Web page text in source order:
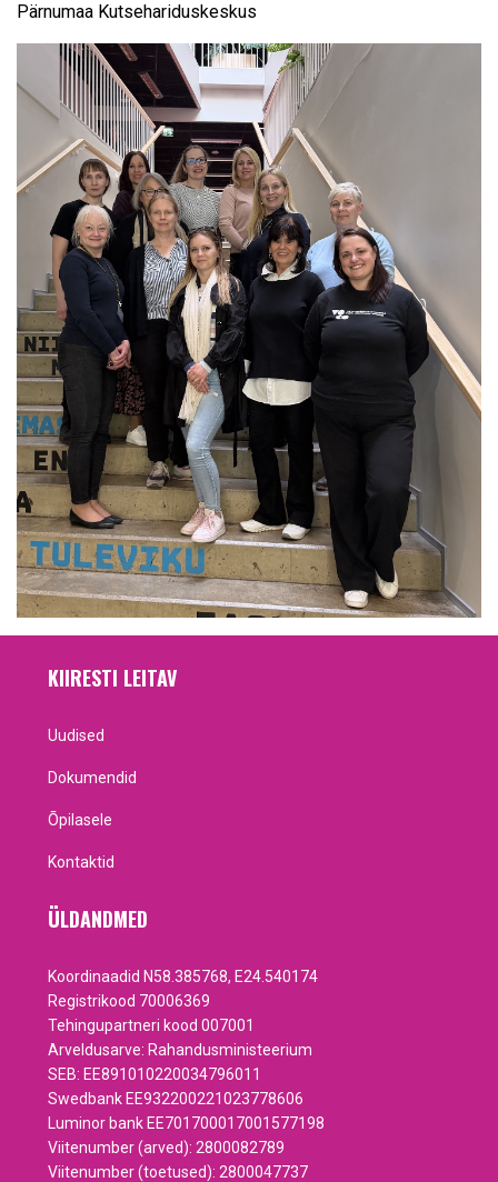
Pärnumaa Kutsehariduskeskus
KIIRESTI LEITAV
Uudised
Dokumendid
Õpilasele
Kontaktid
ÜLDANDMED
Koordinaadid N58.385768, E24.540174
Registrikood 70006369
Tehingupartneri kood 007001
Arveldusarve: Rahandusministeerium
SEB: EE891010220034796011
Swedbank EE932200221023778606
Luminor bank EE701700017001577198
Viitenumber (arved): 2800082789
Viitenumber (toetused): 2800047737